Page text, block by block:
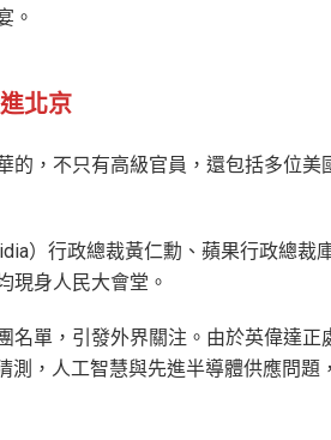
。
北京
的，不只有高級官員，還包括多位美
）行政總裁黃仁勳、蘋果行政總裁
現身人民大會堂。
名單，引發外界關注。由於英偉達正
測，人工智慧與先進半導體供應問題